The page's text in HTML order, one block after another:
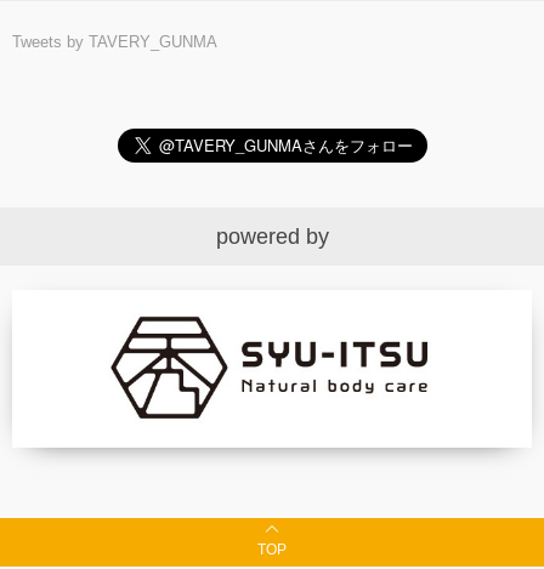
Tweets by TAVERY_GUNMA
powered by
TOP